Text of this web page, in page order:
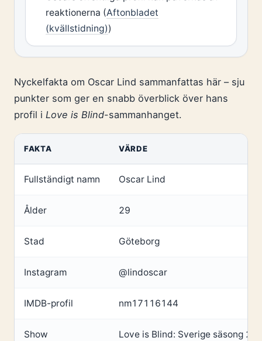
reaktionerna (Aftonbladet
(kvällstidning))
Nyckelfakta om Oscar Lind sammanfattas här – sju
punkter som ger en snabb överblick över hans
profil i Love is Blind-sammanhanget.
FAKTA VÄRDE
Fullständigt namn Oscar Lind
Ålder 29
Stad Göteborg
Instagram @lindoscar
IMDB-profil nm17116144
Show Love is Blind: Sverige säsong 2